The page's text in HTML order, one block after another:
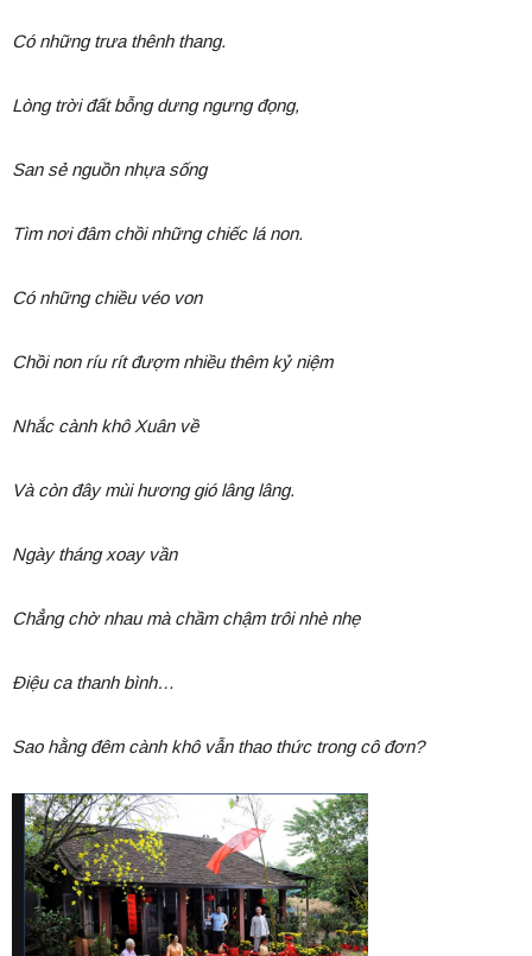
Có những trưa thênh thang.
Lòng trời đất bỗng dưng ngưng đọng,
San sẻ nguồn nhựa sống
Tìm nơi đâm chồi những chiếc lá non.
Có những chiều véo von
Chồi non ríu rít đượm nhiều thêm kỷ niệm
Nhắc cành khô Xuân về
Và còn đây mùi hương gió lâng lâng.
Ngày tháng xoay vần
Chẳng chờ nhau mà chầm chậm trôi nhè nhẹ
Điệu ca thanh bình…
Sao hằng đêm cành khô vẫn thao thức trong cô đơn?